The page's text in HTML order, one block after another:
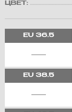
ЦВЕТ:
EU 36.5
EU 38.5